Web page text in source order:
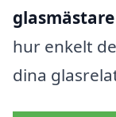
hur enkelt
dina